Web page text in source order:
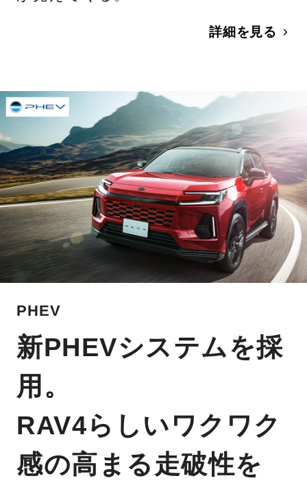
詳細を見る
PHEV
新PHEVシステムを採
用。
RAV4らしいワクワク
感の高まる走破性を